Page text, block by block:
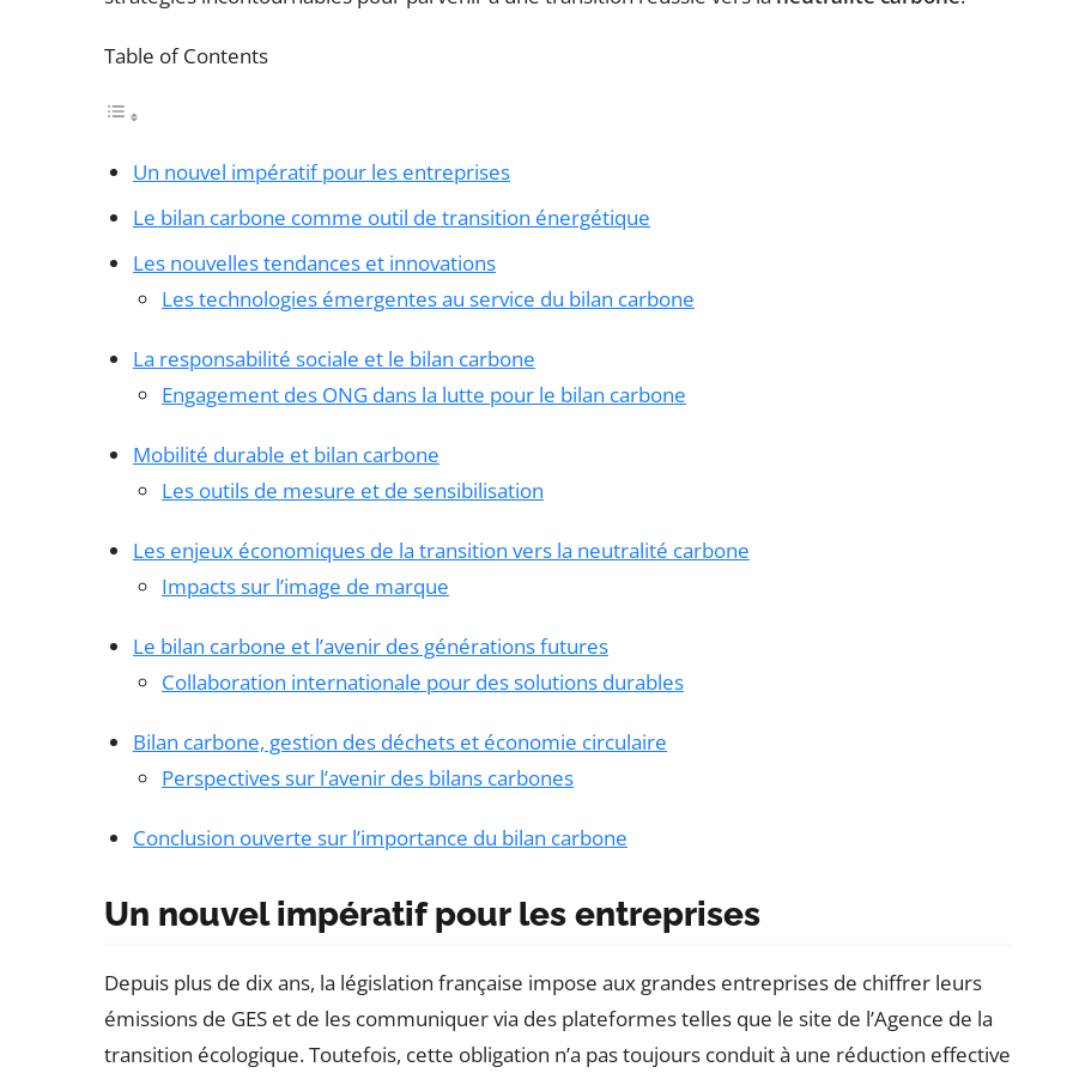
Table of Contents
Un nouvel impératif pour les entreprises
Le bilan carbone comme outil de transition énergétique
Les nouvelles tendances et innovations
Les technologies émergentes au service du bilan carbone
La responsabilité sociale et le bilan carbone
Engagement des ONG dans la lutte pour le bilan carbone
Mobilité durable et bilan carbone
Les outils de mesure et de sensibilisation
Les enjeux économiques de la transition vers la neutralité carbone
Impacts sur l’image de marque
Le bilan carbone et l’avenir des générations futures
Collaboration internationale pour des solutions durables
Bilan carbone, gestion des déchets et économie circulaire
Perspectives sur l’avenir des bilans carbones
Conclusion ouverte sur l’importance du bilan carbone
Un nouvel impératif pour les entreprises
Depuis plus de dix ans, la législation française impose aux grandes entreprises de chiffrer leurs
émissions de GES et de les communiquer via des plateformes telles que le site de l’Agence de la
transition écologique. Toutefois, cette obligation n’a pas toujours conduit à une réduction effective